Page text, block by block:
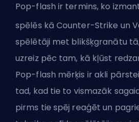
Pop-flash ir termins, ko
spēlēs kā Counter-Strike un
spēlētāji met blikšķgranātu
uzreiz pēc tam, kā kļūst
Pop-flash mērķis ir akli
tad, kad tie to vismazāk
pirms tie spēj reaģēt un